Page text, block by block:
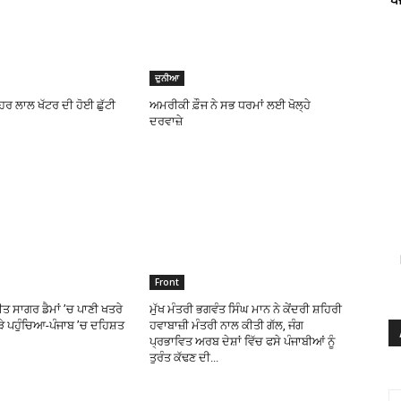
ਲਾਲ ਖੱਟਰ ਦੀ ਹੋਈ ਛੁੱਟੀ
ਦੁਨੀਆ
ਅਮਰੀਕੀ ਫ਼ੌਜ ਨੇ ਸਭ ਧਰਮਾਂ ਲਈ ਖੋਲ੍ਹੇ
ਦਰਵਾਜ਼ੇ
ਸਾਗਰ ਡੈਮਾਂ ’ਚ ਪਾਣੀ ਖਤਰੇ
ਪਹੁੰਚਿਆ-ਪੰਜਾਬ ’ਚ ਦਹਿਸ਼ਤ
Front
ਮੁੱਖ ਮੰਤਰੀ ਭਗਵੰਤ ਸਿੰਘ ਮਾਨ ਨੇ ਕੇਂਦਰੀ ਸ਼ਹਿਰੀ
ਹਵਾਬਾਜ਼ੀ ਮੰਤਰੀ ਨਾਲ ਕੀਤੀ ਗੱਲ, ਜੰਗ
ਪ੍ਰਭਾਵਿਤ ਅਰਬ ਦੇਸ਼ਾਂ ਵਿੱਚ ਫਸੇ ਪੰਜਾਬੀਆਂ ਨੂੰ
ਤੁਰੰਤ ਕੱਢਣ ਦੀ...